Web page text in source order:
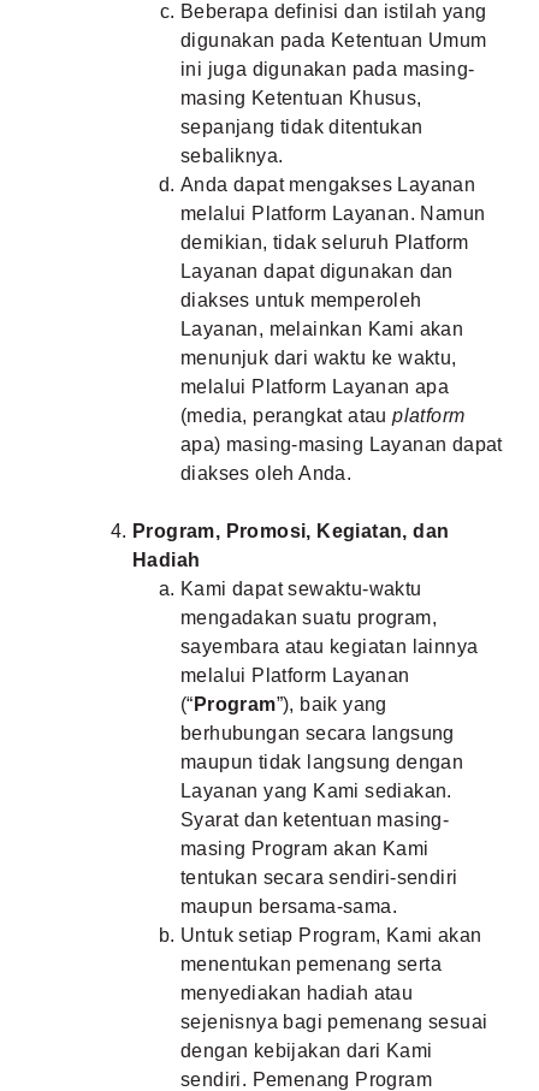
Beberapa definisi dan istilah yang
digunakan pada Ketentuan Umum
ini juga digunakan pada masing-
masing Ketentuan Khusus,
sepanjang tidak ditentukan
sebaliknya.
Anda dapat mengakses Layanan
melalui Platform Layanan. Namun
demikian, tidak seluruh Platform
Layanan dapat digunakan dan
diakses untuk memperoleh
Layanan, melainkan Kami akan
menunjuk dari waktu ke waktu,
melalui Platform Layanan apa
(media, perangkat atauplatform
apa) masing-masing Layanan dapat
diakses oleh Anda.
Program, Promosi, Kegiatan, dan
Hadiah
Kami dapat sewaktu-waktu
mengadakan suatu program,
sayembara atau kegiatan lainnya
melalui Platform Layanan
(“ Program”), baik yang
berhubungan secara langsung
maupun tidak langsung dengan
Layanan yang Kami sediakan.
Syarat dan ketentuan masing-
masing Program akan Kami
tentukan secara sendiri-sendiri
maupun bersama-sama.
Untuk setiap Program, Kami akan
menentukan pemenang serta
menyediakan hadiah atau
sejenisnya bagi pemenang sesuai
dengan kebijakan dari Kami
sendiri. Pemenang Program